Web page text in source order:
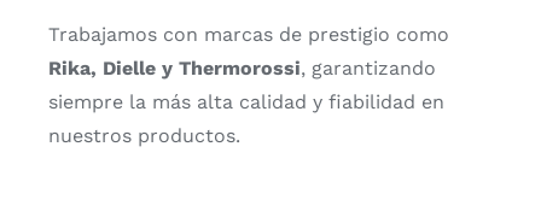
Trabajamos con marcas de prestigio como
Rika, Dielle y Thermorossi, garantizando
siempre la más alta calidad y fiabilidad en
nuestros productos.